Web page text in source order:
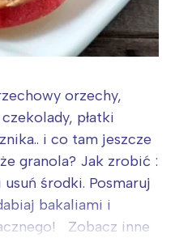
orzechy,
płatki
i co tam jeszcze
granola? Jak zrobić :
środki. Posmaruj
bakaliami i
Zobacz inne
Wszystkie